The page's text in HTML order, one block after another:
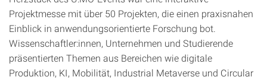
Projektmesse mit über 50 Projekten, die einen praxisnahen
Einblick in anwendungsorientierte Forschung bot.
Wissenschaftler:innen, Unternehmen und Studierende
präsentierten Themen aus Bereichen wie digitale
Produktion, KI, Mobilität, Industrial Metaverse und Circular